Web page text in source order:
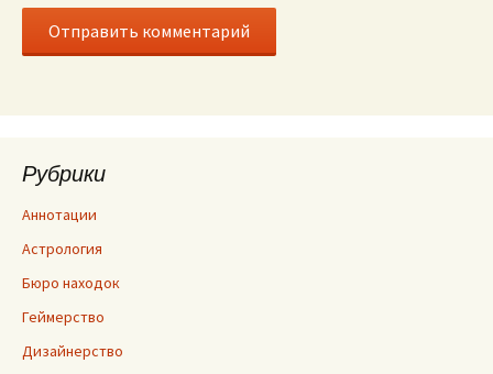
Рубрики
Аннотации
Астрология
Бюро находок
Геймерство
Дизайнерство